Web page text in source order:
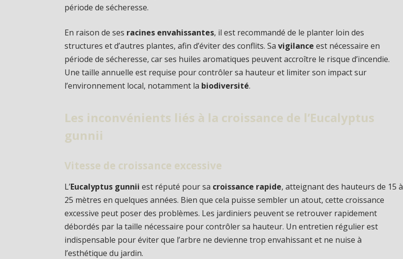
période de sécheresse.
En raison de ses racines envahissantes, il est recommandé de le planter loin des
structures et d’autres plantes, afin d’éviter des conflits. Savigilance est nécessaire en
période de sécheresse, car ses huiles aromatiques peuvent accroître le risque d’incendie.
Une taille annuelle est requise pour contrôler sa hauteur et limiter son impact sur
l’environnement local, notamment la biodiversité.
Les inconvénients liés à la croissance de l’Eucalyptus
gunnii
Vitesse de croissance excessive
L’Eucalyptus gunnii est réputé pour sa croissance rapide, atteignant des hauteurs de 15 à
25 mètres en quelques années. Bien que cela puisse sembler un atout, cette croissance
excessive peut poser des problèmes. Les jardiniers peuvent se retrouver rapidement
débordés par la taille nécessaire pour contrôler sa hauteur. Un entretien régulier est
indispensable pour éviter que l’arbre ne devienne trop envahissant et ne nuise à
l’esthétique du jardin.